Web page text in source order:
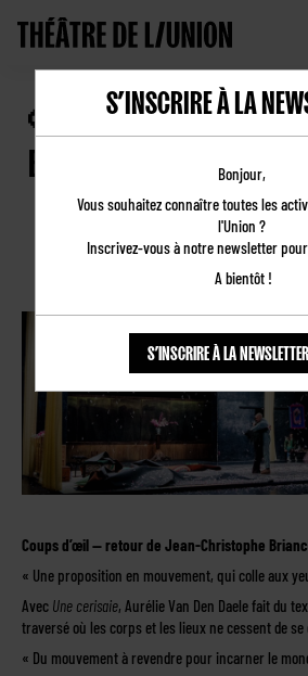
🩷 UNE CERISAIE – «
EN MOUVEMENT, QUI
AU CŒUR. »
12.06.2026
Revue de presse
Coups d’œil — retour de Jean-Christophe
« Une proposition en mouvement, qui colle aux
Avec Une cerisaie, Aurélie Van Den Daele fait du
traversé où les corps et les lieux ne cessent de se
« Du mouvement à revendre pour incarner le
S’INSCRIRE À LA
Bonjour,
Vous souhaitez connaître toutes les
l'Union ?
Inscrivez-vous à notre newsletter
A bientôt !
S’INSCRIRE À LA NEWSLETTER